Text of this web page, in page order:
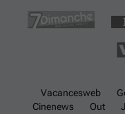
€, avec un prix
moyenne des
nationale avec
La commune
grâce notamment
Vacancesweb
Cinenews
Out